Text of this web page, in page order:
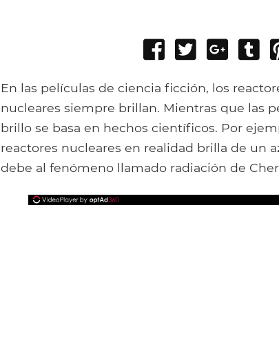
Share
Facebook
Tweet
Share
Google+
En las películas de ciencia ficción, los
nucleares siempre brillan. Mientras que las
brillo se basa en hechos científicos. Por
reactores nucleares en realidad brilla de un
debe al fenómeno llamado radiación de